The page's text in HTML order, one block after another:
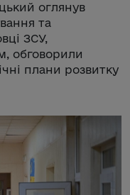
оглянув
та
ЗСУ,
обговорили
плани розвитку